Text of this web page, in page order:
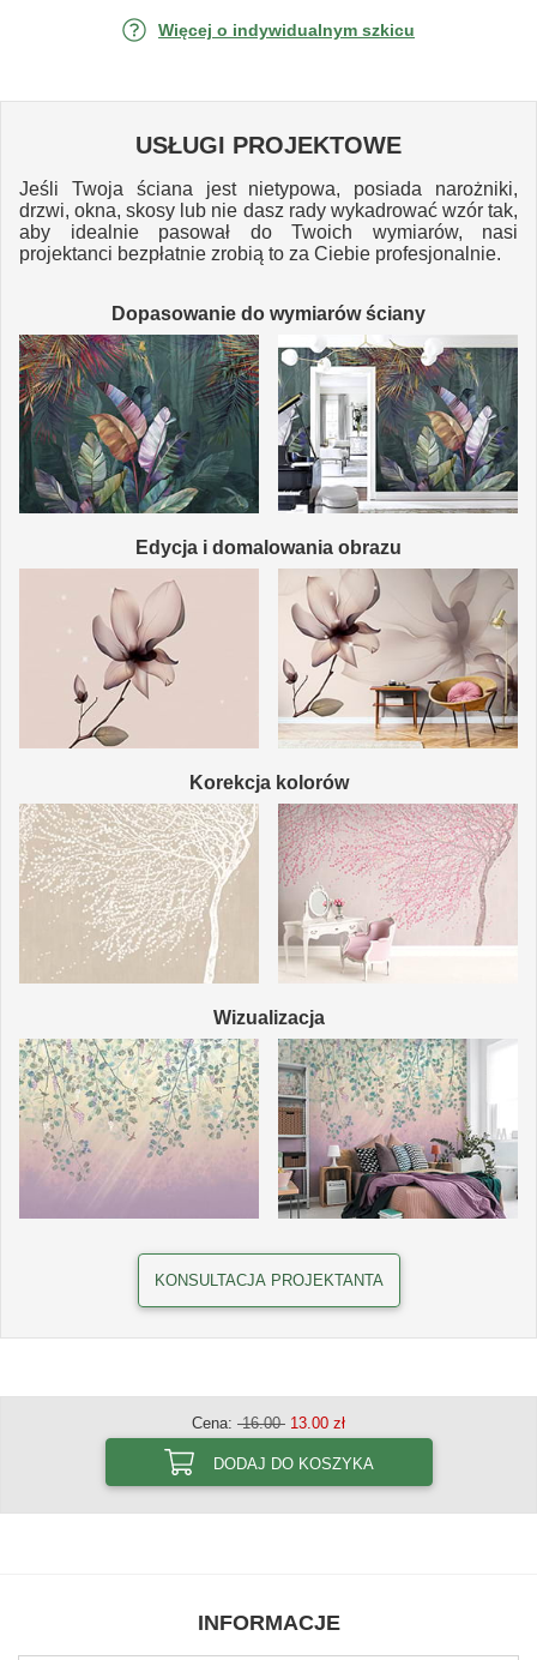
Więcej o indywidualnym szkicu
USŁUGI PROJEKTOWE
Jeśli Twoja ściana jest nietypowa, posiada narożniki,
drzwi, okna, skosy lub nie dasz rady wykadrować wzór tak,
aby idealnie pasował do Twoich wymiarów, nasi
projektanci bezpłatnie zrobią to za Ciebie profesjonalnie.
Dopasowanie do wymiarów ściany
Edycja i domalowania obrazu
Korekcja kolorów
Wizualizacja
KONSULTACJA PROJEKTANTA
Cena: 16.00 13.00 zł
DODAJ DO KOSZYKA
INFORMACJE